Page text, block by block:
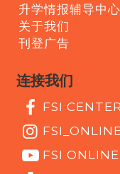
升学情报辅导中心
关于我们
刊登广告
连接我们
FSI
FSI_ONLINE
FSI ONLINE